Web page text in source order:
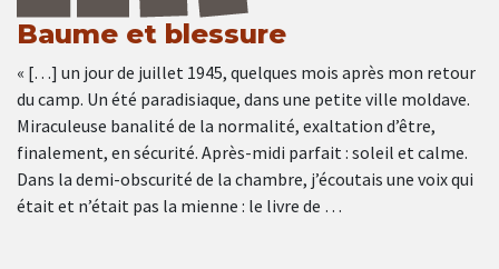
Baume et blessure
« […] un jour de juillet 1945, quelques mois après mon retour
du camp. Un été paradisiaque, dans une petite ville moldave.
Miraculeuse banalité de la normalité, exaltation d’être,
finalement, en sécurité. Après-midi parfait : soleil et calme.
Dans la demi-obscurité de la chambre, j’écoutais une voix qui
était et n’était pas la mienne : le livre de …